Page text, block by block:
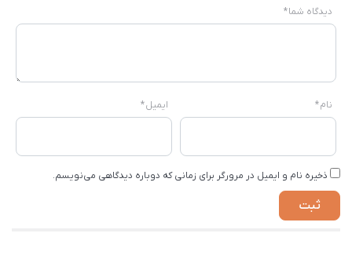
دیدگاه شما*
نام* ایمیل*
ذخیره نام و ایمیل در مرورگر برای زمانی که دوباره دیدگاهی می‌نویسم.